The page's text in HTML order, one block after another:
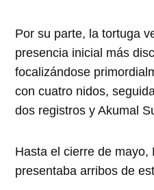
Por su parte, la tortuga
presencia inicial más
focalizándose
con cuatro nidos,
dos registros y Akumal
Hasta el cierre de
presentaba arribos de